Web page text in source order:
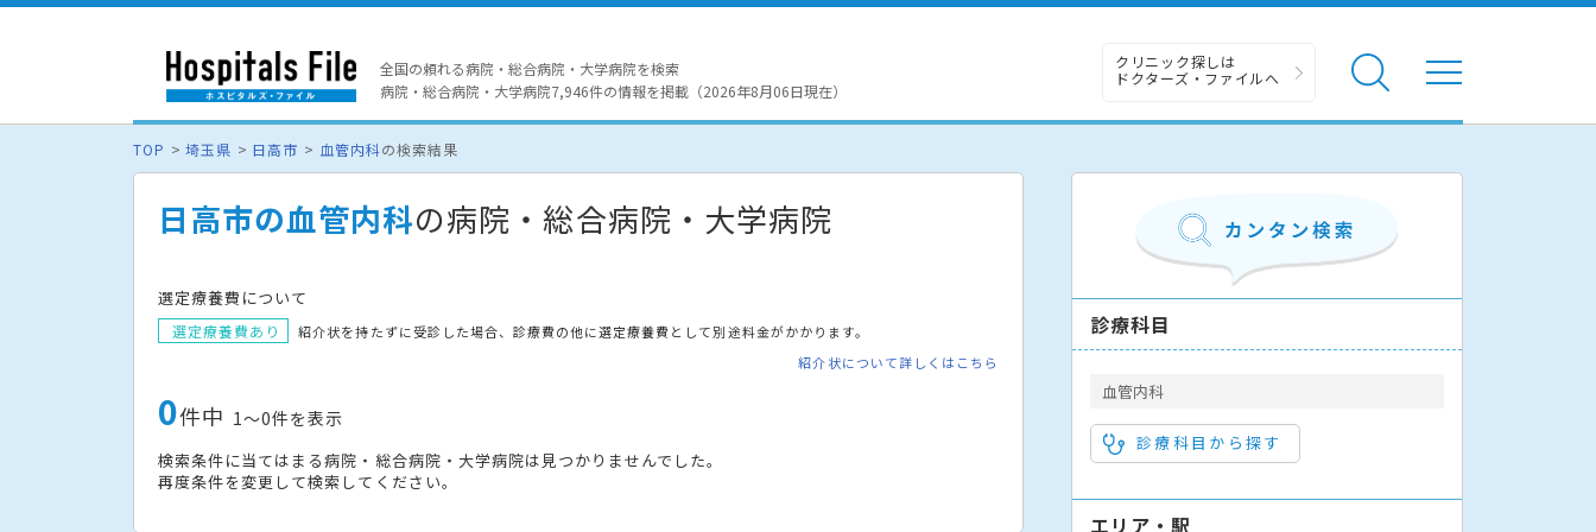
全国の頼れる病院・総合病院・大学病院を検索
病院・総合病院・大学病院7,946件の情報を掲載（2026年8月06日現在）
クリニック探しは
ドクターズ・ファイルへ
TOP 埼玉県 日高市 血管内科の検索結果
日高市の血管内科の病院・総合病院・大学病院
選定療養費について
選定療養費あり
紹介状を持たずに受診した場合、診療費の他に選定療養費として別途料金がかかります。
紹介状について詳しくはこちら
0件中 1〜0件を表示
検索条件に当てはまる病院・総合病院・大学病院は見つかりませんでした。
再度条件を変更して検索してください。
診療科目
血管内科
診療科目から探す
エリア・駅